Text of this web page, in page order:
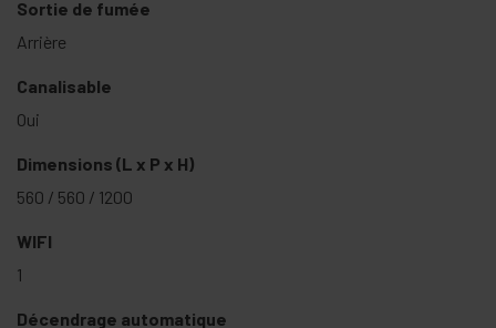
Sortie de fumée
Arrière
Canalisable
Oui
Dimensions (L x P x H)
560 / 560 / 1200
WIFI
1
Décendrage automatique